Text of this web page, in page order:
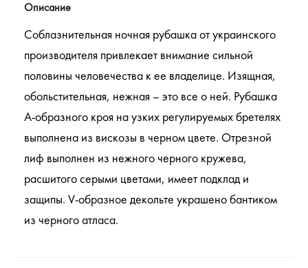
Описание
Соблазнительная ночная рубашка от украинского
производителя привлекает внимание сильной
половины человечества к ее владелице. Изящная,
обольстительная, нежная – это все о ней. Рубашка
А-образного кроя на узких регулируемых бретелях
выполнена из вискозы в черном цвете. Отрезной
лиф выполнен из нежного черного кружева,
расшитого серыми цветами, имеет подклад и
защипы. V-образное декольте украшено бантиком
из черного атласа.